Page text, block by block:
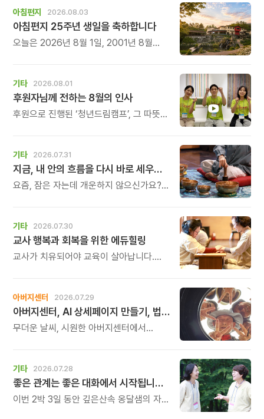
아침편지 2026.08.03
아침편지 25주년 생일을 축하합니다
오늘은 2026년 8월 1일, 2001년 8월
기타 2026.08.01
후원자님께 전하는 8월의 인사
후원으로 진행된 ‘청년드림캠프’, 그 따뜻한
기타 2026.07.31
지금, 내 안의 흐름을 다시 바로 세우고 싶다면
요즘, 잠은 자는데 개운하지 않으신가요?
쉬어도 회복되지 않는 건 몸이 아니라
‘에너지의 흐름’이 흐트러졌기 때문입니다.
기타 2026.07.30
교사 행복과 회복을 위한 에듀힐링
교사가 치유되어야 교육이 살아납니다.
교육의 중심에 있는 나 자신을 돌보고
회복하는 시간입니다. 누군가를 가르치기
위해 애써온 시간만큼, 이제는 자신을 위한
쉼과 치유의 시간을 선물해 보시기
아버지센터 2026.07.29
아버지센터, AI 상세페이지 만들기, 법인사용설명서, 사진 일일특강, 숏츠 만들기 등 8월 프로그램 신청하세요
무더운 날씨, 시원한 아버지센터에서
드립니다.
기타 2026.07.28
좋은 관계는 좋은 대화에서 시작됩니다 비폭력대화(NVC) 2박 3일 워크숍
이번 2박 3일 동안 깊은산속 옹달샘의 자연